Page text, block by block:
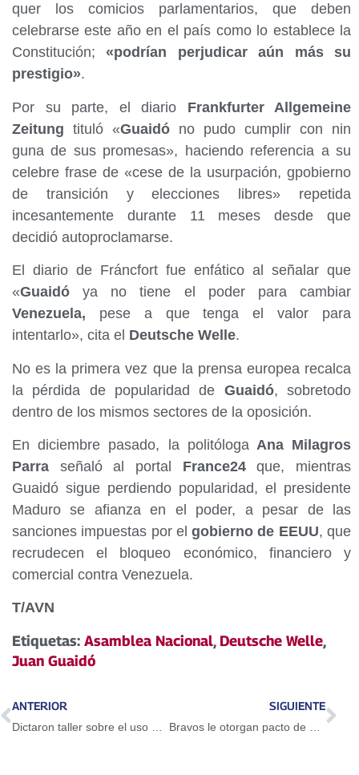
quer los comicios parlamentarios, que deben
celebrarse este año en el país como lo establece la
Constitución; «podrían perjudicar aún más su
prestigio».
Por su parte, el diario Frankfurter Allgemeine
Zeitung tituló «Guaidó no pudo cumplir con nin
guna de sus promesas», haciendo referencia a su
celebre frase de «cese de la usurpación, gpobierno
de transición y elecciones libres» repetida
incesantemente durante 11 meses desde que
decidió autoproclamarse.
El diario de Fráncfort fue enfático al señalar que
«Guaidó ya no tiene el poder para cambiar
Venezuela, pese a que tenga el valor para
intentarlo», cita el Deutsche Welle.
No es la primera vez que la prensa europea recalca
la pérdida de popularidad de Guaidó, sobretodo
dentro de los mismos sectores de la oposición.
En diciembre pasado, la politólogaAna Milagros
Parra señaló al portal France24que, mientras
Guaidó sigue perdiendo popularidad, el presidente
Maduro se afianza en el poder, a pesar de las
sanciones impuestas por elgobierno de EEUU, que
recrudecen el bloqueo económico, financiero y
comercial contra Venezuela.
T/AVN
Etiquetas: Asamblea Nacional, Deutsche Welle,
Juan Guaidó
ANTERIOR SIGUIENTE